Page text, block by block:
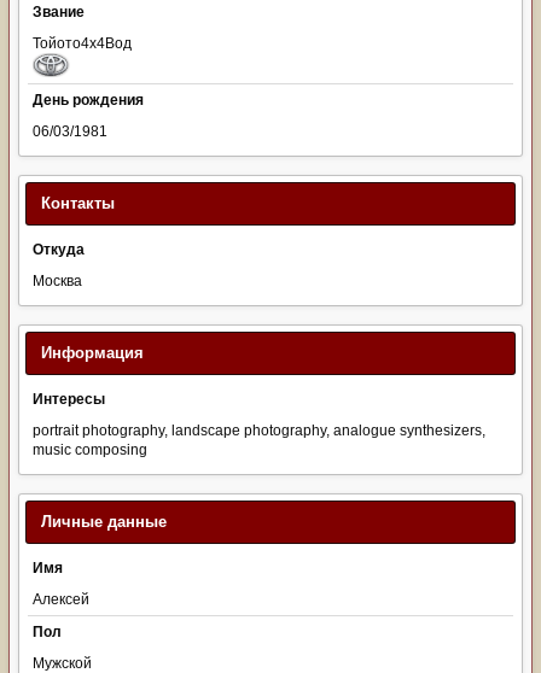
Звание
Тойото4х4Вод
День рождения
06/03/1981
Контакты
Откуда
Москва
Информация
Интересы
portrait photography, landscape photography, analogue synthesizers,
music composing
Личные данные
Имя
Алексей
Пол
Мужской